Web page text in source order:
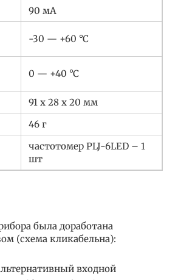
90 мА
-30 — +60 °C
0 — +40 °C
91 х 28 х 20 мм
46 г
частотомер PLJ-6LED – 1
шт
была доработана
(схема кликабельна):
входной